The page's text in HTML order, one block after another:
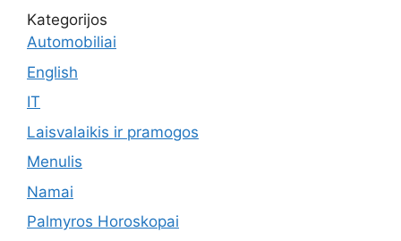
Kategorijos
Automobiliai
English
IT
Laisvalaikis ir pramogos
Menulis
Namai
Palmyros Horoskopai